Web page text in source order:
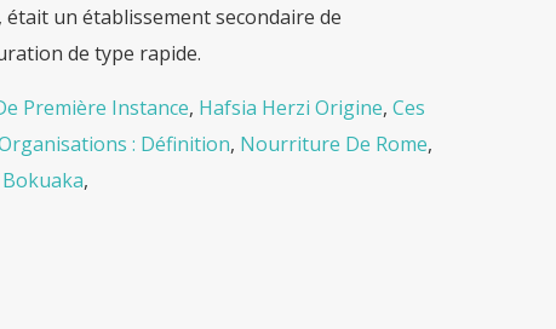
était un établissement secondaire de
de type rapide.
Première Instance, Hafsia Herzi Origine, Ces
: Définition, Nourriture De Rome,
,